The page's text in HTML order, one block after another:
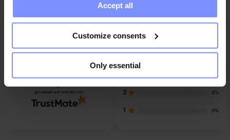
collected when you use their services. Do you agree?
Accept all
Customize consents
Only essential
4Kundenbewertungen
von jeher
gesammelt und verifiziert von
5
4
2 0%
1 0%